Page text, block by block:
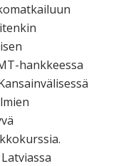
hankkeessa